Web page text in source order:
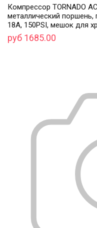
Компрессор TORNADO
металлический поршень,
18А, 150PSI, мешок для
руб 1685.00